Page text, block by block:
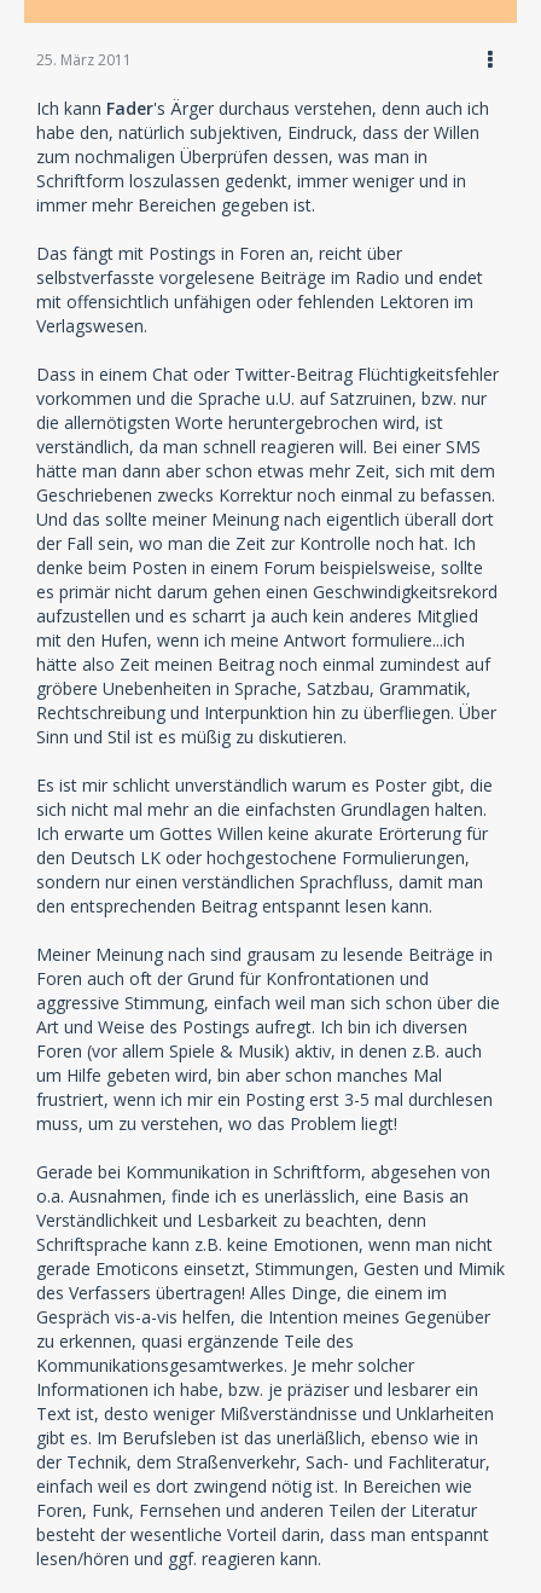
25. März 2011
Ich kann Fader's Ärger durchaus verstehen, denn auch ich
habe den, natürlich subjektiven, Eindruck, dass der Willen
zum nochmaligen Überprüfen dessen, was man in
Schriftform loszulassen gedenkt, immer weniger und in
immer mehr Bereichen gegeben ist.
Das fängt mit Postings in Foren an, reicht über
selbstverfasste vorgelesene Beiträge im Radio und endet
mit offensichtlich unfähigen oder fehlenden Lektoren im
Verlagswesen.
Dass in einem Chat oder Twitter-Beitrag Flüchtigkeitsfehler
vorkommen und die Sprache u.U. auf Satzruinen, bzw. nur
die allernötigsten Worte heruntergebrochen wird, ist
verständlich, da man schnell reagieren will. Bei einer SMS
hätte man dann aber schon etwas mehr Zeit, sich mit dem
Geschriebenen zwecks Korrektur noch einmal zu befassen.
Und das sollte meiner Meinung nach eigentlich überall dort
der Fall sein, wo man die Zeit zur Kontrolle noch hat. Ich
denke beim Posten in einem Forum beispielsweise, sollte
es primär nicht darum gehen einen Geschwindigkeitsrekord
aufzustellen und es scharrt ja auch kein anderes Mitglied
mit den Hufen, wenn ich meine Antwort formuliere...ich
hätte also Zeit meinen Beitrag noch einmal zumindest auf
gröbere Unebenheiten in Sprache, Satzbau, Grammatik,
Rechtschreibung und Interpunktion hin zu überfliegen. Über
Sinn und Stil ist es müßig zu diskutieren.
Es ist mir schlicht unverständlich warum es Poster gibt, die
sich nicht mal mehr an die einfachsten Grundlagen halten.
Ich erwarte um Gottes Willen keine akurate Erörterung für
den Deutsch LK oder hochgestochene Formulierungen,
sondern nur einen verständlichen Sprachfluss, damit man
den entsprechenden Beitrag entspannt lesen kann.
Meiner Meinung nach sind grausam zu lesende Beiträge in
Foren auch oft der Grund für Konfrontationen und
aggressive Stimmung, einfach weil man sich schon über die
Art und Weise des Postings aufregt. Ich bin ich diversen
Foren (vor allem Spiele & Musik) aktiv, in denen z.B. auch
um Hilfe gebeten wird, bin aber schon manches Mal
frustriert, wenn ich mir ein Posting erst 3-5 mal durchlesen
muss, um zu verstehen, wo das Problem liegt!
Gerade bei Kommunikation in Schriftform, abgesehen von
o.a. Ausnahmen, finde ich es unerlässlich, eine Basis an
Verständlichkeit und Lesbarkeit zu beachten, denn
Schriftsprache kann z.B. keine Emotionen, wenn man nicht
gerade Emoticons einsetzt, Stimmungen, Gesten und Mimik
des Verfassers übertragen! Alles Dinge, die einem im
Gespräch vis-a-vis helfen, die Intention meines Gegenüber
zu erkennen, quasi ergänzende Teile des
Kommunikationsgesamtwerkes. Je mehr solcher
Informationen ich habe, bzw. je präziser und lesbarer ein
Text ist, desto weniger Mißverständnisse und Unklarheiten
gibt es. Im Berufsleben ist das unerläßlich, ebenso wie in
der Technik, dem Straßenverkehr, Sach- und Fachliteratur,
einfach weil es dort zwingend nötig ist. In Bereichen wie
Foren, Funk, Fernsehen und anderen Teilen der Literatur
besteht der wesentliche Vorteil darin, dass man entspannt
lesen/hören und ggf. reagieren kann.